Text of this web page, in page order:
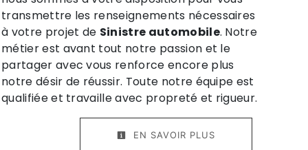
transmettre les renseignements nécessaires
à votre projet de Sinistre automobile. Notre
métier est avant tout notre passion et le
partager avec vous renforce encore plus
notre désir de réussir. Toute notre équipe est
qualifiée et travaille avec propreté et rigueur.
EN SAVOIR PLUS